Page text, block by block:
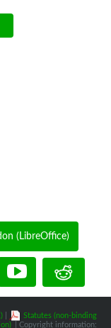
(LibreOffice)
|
Statutes (non-binding
| Copyright information: